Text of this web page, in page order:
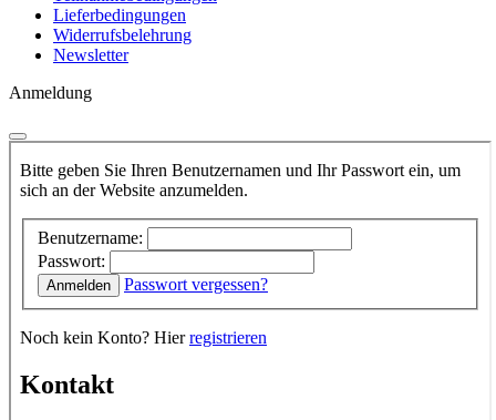
Lieferbedingungen
Widerrufsbelehrung
Newsletter
Anmeldung